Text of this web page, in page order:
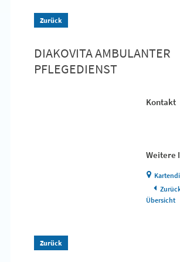
Zurück
DIAKOVITA AMBULANTER
PFLEGEDIENST
Kontakt
Weitere
Übersicht
Zurück